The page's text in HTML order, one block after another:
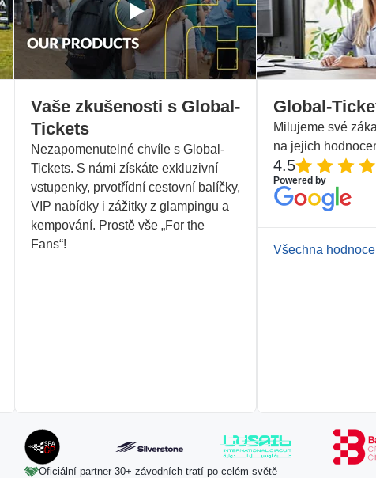
Vaše zkušenosti s Global-
Tickets
Nezapomenutelné chvíle s Global-
Tickets. S námi získáte exkluzivní
vstupenky, prvotřídní cestovní balíčky,
VIP nabídky i zážitky z glampingu a
kempování. Prostě vše „For the
Fans“!
Global-
Milujeme své
na jejich
4.5
Powered by
Všechna
Oficiální partner 30+ závodních tratí po celém světě